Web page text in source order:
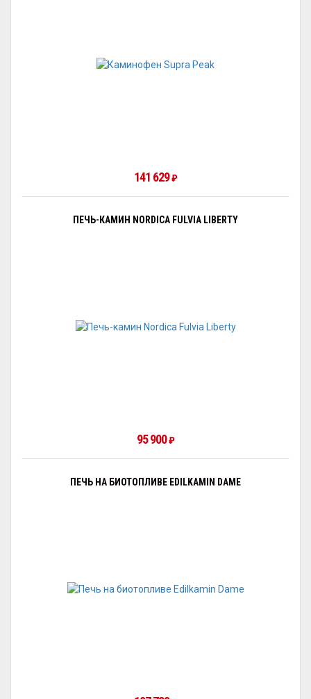
141 629₽
ПЕЧЬ-КАМИН NORDICA FULVIA LIBERTY
95 900₽
ПЕЧЬ НА БИОТОПЛИВЕ EDILKAMIN DAME